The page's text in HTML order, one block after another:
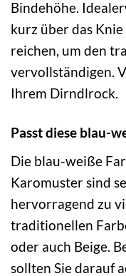
Bindehöhe.
kurz über das
reichen, um den
vervollständigen.
Ihrem Dirndlrock.
Passt diese blau-
Die blau-weiße
Karomuster sind
hervorragend zu
traditionellen
oder auch Beige.
sollten Sie darauf